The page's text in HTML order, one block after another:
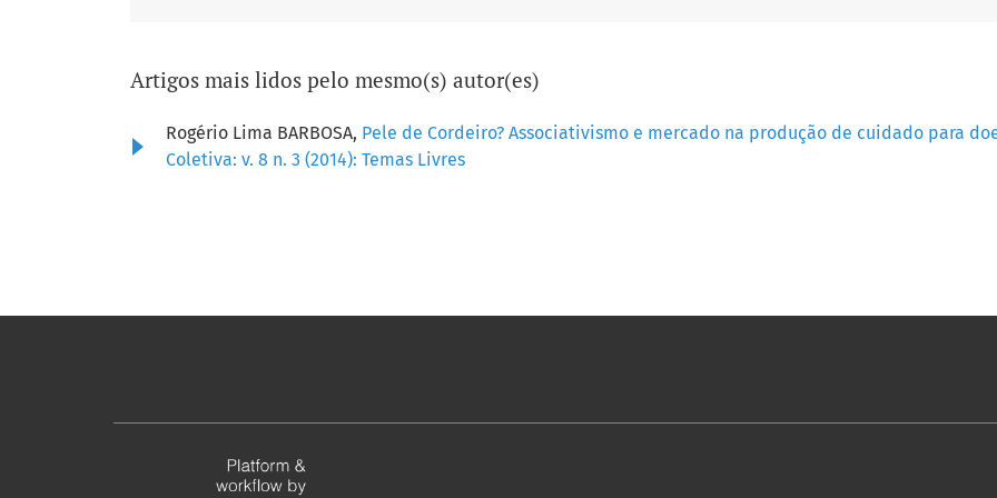
Artigos mais lidos pelo mesmo(s) autor(es)
Rogério Lima BARBOSA, Pele de Cordeiro? Associativismo e mercado na produção de cuidado para
Coletiva: v. 8 n. 3 (2014): Temas Livres